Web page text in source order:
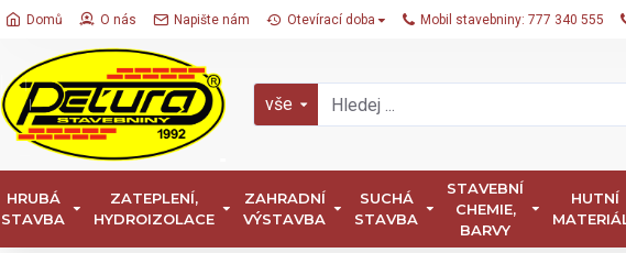
Domů O nás Napište nám Otevírací doba Mobil stavebniny: 777 340 555
vše
HRUBÁ
STAVBA
ZATEPLENÍ,
HYDROIZOLACE
ZAHRADNÍ
VÝSTAVBA
SUCHÁ
STAVBA
STAVEBNÍ
CHEMIE,
BARVY
HUTNÍ